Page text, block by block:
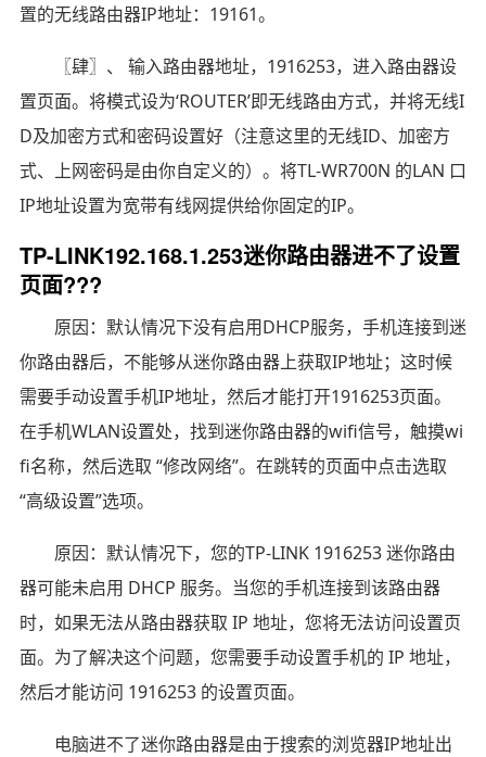
置的无线路由器IP地址：19161。
〖肆〗、 输入路由器地址，1916253，进入路由器设
置页面。将模式设为‘ROUTER’即无线路由方式，并将无线I
D及加密方式和密码设置好（注意这里的无线ID、加密方
式、上网密码是由你自定义的）。将TL-WR700N 的LAN 口
IP地址设置为宽带有线网提供给你固定的IP。
TP-LINK192.168.1.253迷你路由器进不了设置
页面???
原因：默认情况下没有启用DHCP服务，手机连接到迷
你路由器后，不能够从迷你路由器上获取IP地址；这时候
需要手动设置手机IP地址，然后才能打开1916253页面。
在手机WLAN设置处，找到迷你路由器的wifi信号，触摸wi
fi名称，然后选取 “修改网络”。在跳转的页面中点击选取
“高级设置”选项。
原因：默认情况下，您的TP-LINK 1916253 迷你路由
器可能未启用 DHCP 服务。当您的手机连接到该路由器
时，如果无法从路由器获取 IP 地址，您将无法访问设置页
面。为了解决这个问题，您需要手动设置手机的 IP 地址，
然后才能访问 1916253 的设置页面。
电脑进不了迷你路由器是由于搜索的浏览器IP地址出